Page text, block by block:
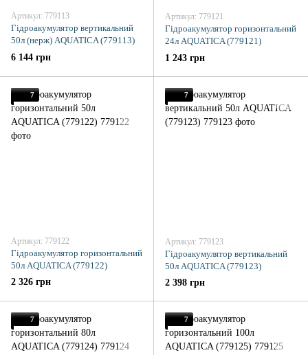
Артикул: 779113
Гідроакумулятор вертикальний
50л (нерж) AQUATICA (779113)
6 144 грн
Артикул: 779121
Гідроакумулятор горизонтальний
24л AQUATICA (779121)
1 243 грн
7
Артикул: 779122
Гідроакумулятор горизонтальний
50л AQUATICA (779122)
2 326 грн
7
Артикул: 779123
Гідроакумулятор вертикальний
50л AQUATICA (779123)
2 398 грн
7 7